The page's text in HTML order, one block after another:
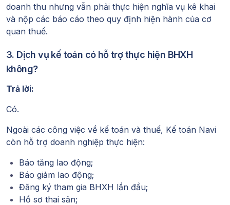
doanh thu nhưng vẫn phải thực hiện nghĩa vụ kê khai
và nộp các báo cáo theo quy định hiện hành của cơ
quan thuế.
3. Dịch vụ kế toán có hỗ trợ thực hiện BHXH
không?
Trả lời:
Có.
Ngoài các công việc về kế toán và thuế, Kế toán Navi
còn hỗ trợ doanh nghiệp thực hiện:
Báo tăng lao động;
Báo giảm lao động;
Đăng ký tham gia BHXH lần đầu;
Hồ sơ thai sản;